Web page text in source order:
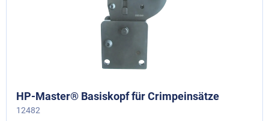
HP-Master® Basiskopf für Crimpeinsätze
12482